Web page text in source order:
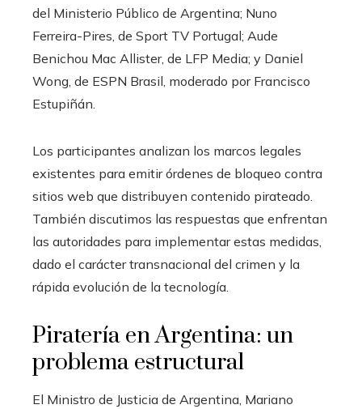
del Ministerio Público de Argentina; Nuno
Ferreira-Pires, de Sport TV Portugal; Aude
Benichou Mac Allister, de LFP Media; y Daniel
Wong, de ESPN Brasil, moderado por Francisco
Estupiñán.
Los participantes analizan los marcos legales
existentes para emitir órdenes de bloqueo contra
sitios web que distribuyen contenido pirateado.
También discutimos las respuestas que enfrentan
las autoridades para implementar estas medidas,
dado el carácter transnacional del crimen y la
rápida evolución de la tecnología.
Piratería en Argentina: un
problema estructural
El Ministro de Justicia de Argentina, Mariano